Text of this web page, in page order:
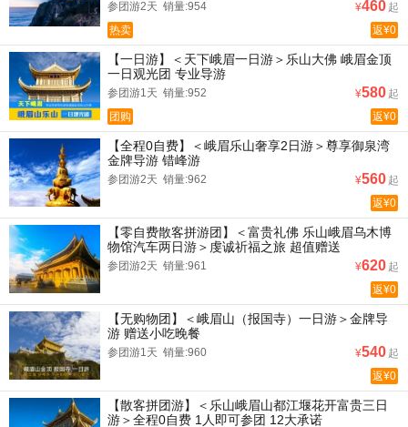
参团游2天 销量:954 ¥460 起
返¥0
热卖
【一日游】＜天下峨眉一日游＞乐山大佛 峨眉金顶
一日观光团 专业导游
参团游1天 销量:952 ¥580 起
返¥0
团购
【全程0自费】＜峨眉乐山奢享2日游＞尊享御泉湾
金牌导游 错峰游
参团游2天 销量:962 ¥560 起
返¥0
【零自费散客拼游团】＜富贵礼佛 乐山峨眉乌木博
物馆汽车两日游＞虔诚祈福之旅 超值赠送
参团游2天 销量:961 ¥620 起
返¥0
【无购物团】＜峨眉山（报国寺）一日游＞金牌导
游 赠送小吃晚餐
参团游1天 销量:960 ¥540 起
返¥0
【散客拼团游】＜乐山峨眉山都江堰花开富贵三日
游＞全程0自费 1人即可参团 12大承诺